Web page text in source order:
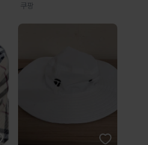
RHRFJ39100 여성 라피아
쿠팡